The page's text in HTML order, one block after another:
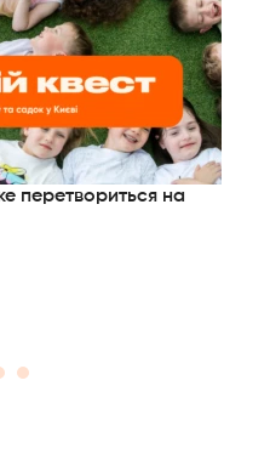
перетвориться на